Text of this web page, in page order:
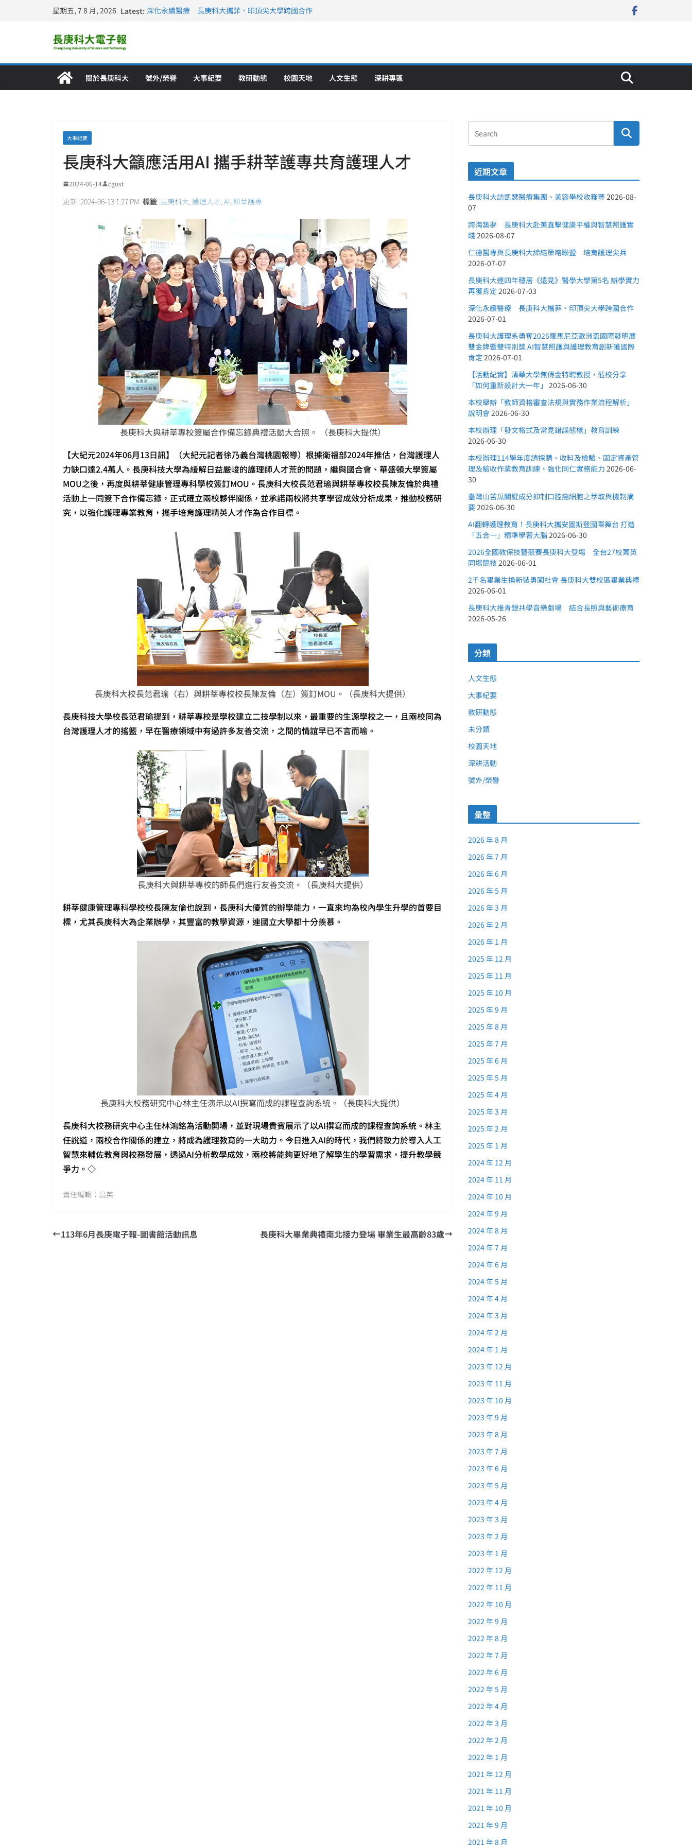
星期五, 7 8 月, 2026 Latest: 深化永續醫療 長庚科大攜菲、印頂尖大學跨國合作
關於長庚科大 號外/榮譽 大事紀要 教研動態 校園天地 人文生態 深耕專區
大事紀要
長庚科大籲應活用AI 攜手耕莘護專共育護理人才
2024-06-14 cgust
更新: 2024-06-13 1:27 PM 標籤: 長庚科大, 護理人才,AI,耕莘護專
長庚科大與耕莘專校簽屬合作備忘錄典禮活動大合照。 （長庚科大提供）
【大紀元2024年06月13日訊】（大紀元記者徐乃義台灣桃園報導）根據衛福部2024年推估，台灣護理人
力缺口達2.4萬人。長庚科技大學為緩解日益嚴峻的護理師人才荒的問題，繼與國合會、華盛頓大學簽屬
MOU之後，再度與耕莘健康管理專科學校簽訂MOU。長庚科大校長范君瑜與耕莘專校校長陳友倫於典禮
活動上一同簽下合作備忘錄，正式確立兩校夥伴關係，並承諾兩校將共享學習成效分析成果，推動校務研
究，以強化護理專業教育，攜手培育護理精英人才作為合作目標。
長庚科大校長范君瑜（右）與耕莘專校校長陳友倫（左）簽訂MOU。（長庚科大提供）
長庚科技大學校長范君瑜提到，耕莘專校是學校建立二技學制以來，最重要的生源學校之一，且兩校同為
台灣護理人才的搖籃，早在醫療領域中有過許多友善交流，之間的情誼早已不言而喻。
長庚科大與耕莘專校的師長們進行友善交流。（長庚科大提供）
耕莘健康管理專科學校校長陳友倫也說到，長庚科大優質的辦學能力，一直來均為校內學生升學的首要目
標，尤其長庚科大為企業辦學，其豐富的教學資源，連國立大學都十分羨慕。
長庚科大校務研究中心林主任演示以AI撰寫而成的課程查詢系統。（長庚科大提供）
長庚科大校務研究中心主任林鴻銘為活動開場，並對現場貴賓展示了以AI撰寫而成的課程查詢系統。林主
任說道，兩校合作關係的建立，將成為護理教育的一大助力。今日進入AI的時代，我們將致力於導入人工
智慧來輔佐教育與校務發展，透過AI分析教學成效，兩校將能夠更好地了解學生的學習需求，提升教學競
爭力。◇
責任編輯：昌英
113年6月長庚電子報-圖書館活動訊息 長庚科大畢業典禮南北接力登場 畢業生最高齡83歲
近期文章
長庚科大訪凱瑟醫療集團、美容學校收穫豐 2026-08-
07
跨海築夢 長庚科大赴美直擊健康平權與智慧照護實
踐2026-08-07
仁德醫專與長庚科大締結策略聯盟 培育護理尖兵
2026-07-07
長庚科大連四年穩居《遠見》醫學大學第5名 辦學實力
再獲肯定 2026-07-03
深化永續醫療 長庚科大攜菲、印頂尖大學跨國合作
2026-07-01
長庚科大護理系勇奪2026羅馬尼亞歐洲盃國際發明展
雙金牌暨雙特別獎 AI智慧照護與護理教育創新獲國際
肯定 2026-07-01
【活動紀實】清華大學焦傳金特聘教授，蒞校分享
「如何重新設計大一年」 2026-06-30
本校舉辦「教師資格審查法規與實務作業流程解析」
說明會2026-06-30
本校辦理「發文格式及常見錯誤態樣」教育訓練
2026-06-30
本校辦理114學年度請採購、收料及檢驗、固定資產管
理及驗收作業教育訓練，強化同仁實務能力 2026-06-
30
臺灣山苦瓜關鍵成分抑制口腔癌細胞之萃取與機制摘
要2026-06-30
AI翻轉護理教育！長庚科大攜安圖斯登國際舞台 打造
「五合一」精準學習大腦 2026-06-30
2026全國教保技藝競賽長庚科大登場 全台27校菁英
同場競技 2026-06-01
2千名畢業生換新裝勇闖社會 長庚科大雙校區畢業典禮
2026-06-01
長庚科大推青銀共學音樂劇場 結合長照與藝術療育
2026-05-26
分類
人文生態
大事紀要
教研動態
未分類
校園天地
深耕活動
號外/榮譽
彙整
2026 年 8 月
2026 年 7 月
2026 年 6 月
2026 年 5 月
2026 年 3 月
2026 年 2 月
2026 年 1 月
2025 年 12 月
2025 年 11 月
2025 年 10 月
2025 年 9 月
2025 年 8 月
2025 年 7 月
2025 年 6 月
2025 年 5 月
2025 年 4 月
2025 年 3 月
2025 年 2 月
2025 年 1 月
2024 年 12 月
2024 年 11 月
2024 年 10 月
2024 年 9 月
2024 年 8 月
2024 年 7 月
2024 年 6 月
2024 年 5 月
2024 年 4 月
2024 年 3 月
2024 年 2 月
2024 年 1 月
2023 年 12 月
2023 年 11 月
2023 年 10 月
2023 年 9 月
2023 年 8 月
2023 年 7 月
2023 年 6 月
2023 年 5 月
2023 年 4 月
2023 年 3 月
2023 年 2 月
2023 年 1 月
2022 年 12 月
2022 年 11 月
2022 年 10 月
2022 年 9 月
2022 年 8 月
2022 年 7 月
2022 年 6 月
2022 年 5 月
2022 年 4 月
2022 年 3 月
2022 年 2 月
2022 年 1 月
2021 年 12 月
2021 年 11 月
2021 年 10 月
2021 年 9 月
2021 年 8 月